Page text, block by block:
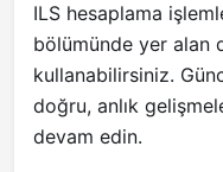
ILS hesaplama
bölümünde yer alan
kullanabilirsiniz.
doğru, anlık
devam edin.